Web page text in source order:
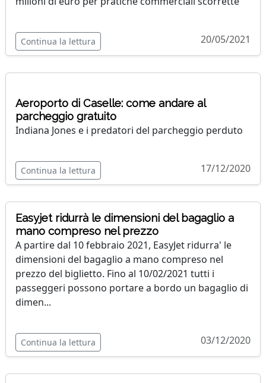
Continua la lettura 20/05/2021
Aeroporto di Caselle: come andare al
parcheggio gratuito
Indiana Jones e i predatori del parcheggio perduto
Continua la lettura 17/12/2020
Easyjet ridurrà le dimensioni del bagaglio a
mano compreso nel prezzo
A partire dal 10 febbraio 2021, EasyJet ridurra' le
dimensioni del bagaglio a mano compreso nel
prezzo del biglietto. Fino al 10/02/2021 tutti i
passeggeri possono portare a bordo un bagaglio di
dimen...
Continua la lettura 03/12/2020